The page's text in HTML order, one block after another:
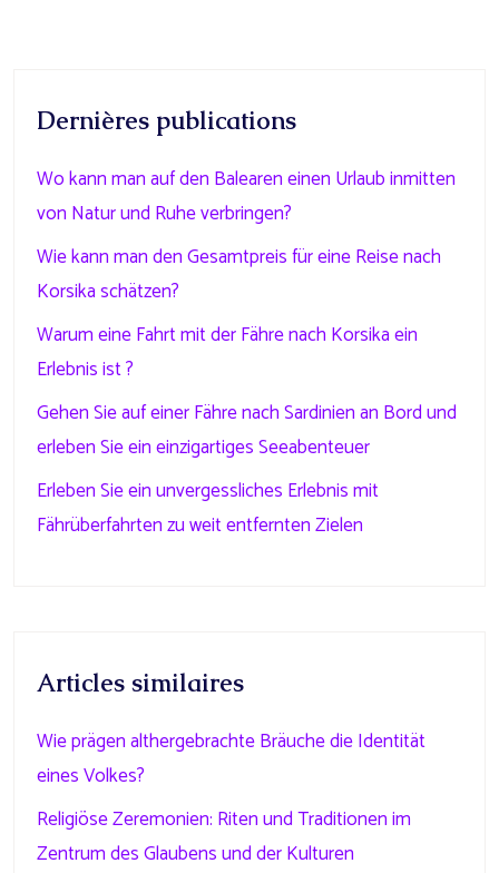
Dernières publications
Wo kann man auf den Balearen einen Urlaub inmitten
von Natur und Ruhe verbringen?
Wie kann man den Gesamtpreis für eine Reise nach
Korsika schätzen?
Warum eine Fahrt mit der Fähre nach Korsika ein
Erlebnis ist ?
Gehen Sie auf einer Fähre nach Sardinien an Bord und
erleben Sie ein einzigartiges Seeabenteuer
Erleben Sie ein unvergessliches Erlebnis mit
Fährüberfahrten zu weit entfernten Zielen
Articles similaires
Wie prägen althergebrachte Bräuche die Identität
eines Volkes?
Religiöse Zeremonien: Riten und Traditionen im
Zentrum des Glaubens und der Kulturen